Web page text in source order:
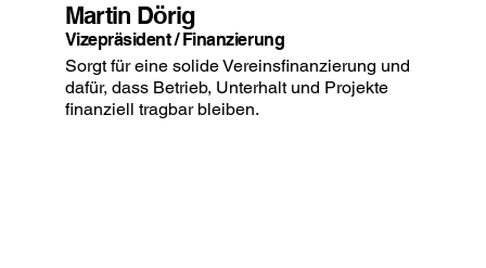
Martin Dörig
Vizepräsident / Finanzierung
Sorgt für eine solide Vereinsfinanzierung und
dafür, dass Betrieb, Unterhalt und Projekte
finanziell tragbar bleiben.